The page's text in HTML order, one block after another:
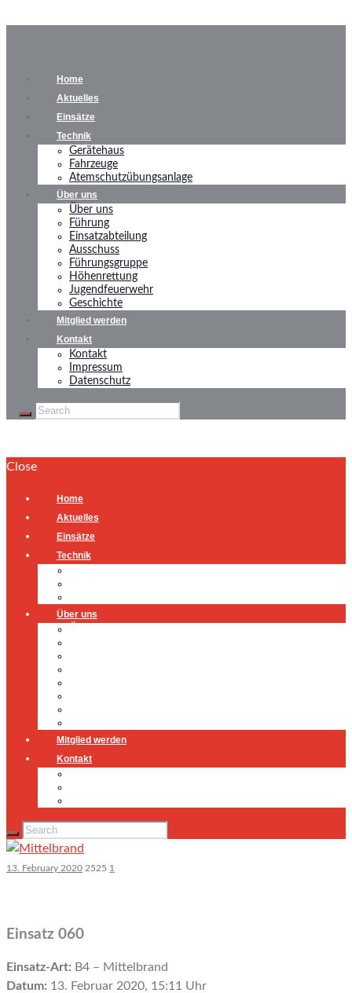
Home
Aktuelles
Einsätze
Technik
Gerätehaus
Fahrzeuge
Atemschutzübungsanlage
Über uns
Über uns
Führung
Einsatzabteilung
Ausschuss
Führungsgruppe
Höhenrettung
Jugendfeuerwehr
Geschichte
Mitglied werden
Kontakt
Kontakt
Impressum
Datenschutz
Close
Home
Aktuelles
Einsätze
Technik
Über uns
Mitglied werden
Kontakt
13. February 2020 2525 1
Einsatz 060
Einsatz-Art: B4 – Mittelbrand
Datum: 13. Februar 2020, 15:11 Uhr